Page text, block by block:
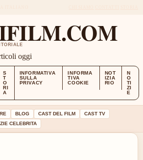
oggi
S
T
O
RI
A
INFORMATIVA
SULLA
PRIVACY
INFORMA
TIVA
COOKIE
NOT
IZIA
RIO
N
O
TI
ZI
E
BLOG CAST DEL FILM
CAST TV
CELEBRITA